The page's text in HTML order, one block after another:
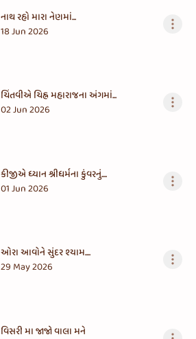
નાથ રહો મારા નેણમાં...
18 Jun 2026
ચિંતવીએ ચિહ્ન મહારાજના અંગમાં...
02 Jun 2026
કીજીએ ધ્યાન શ્રીધર્મના કુંવરનું....
01 Jun 2026
ઓરા આવોને સુંદર શ્યામ....
29 May 2026
વિસરી મા જાજો વાલા મને